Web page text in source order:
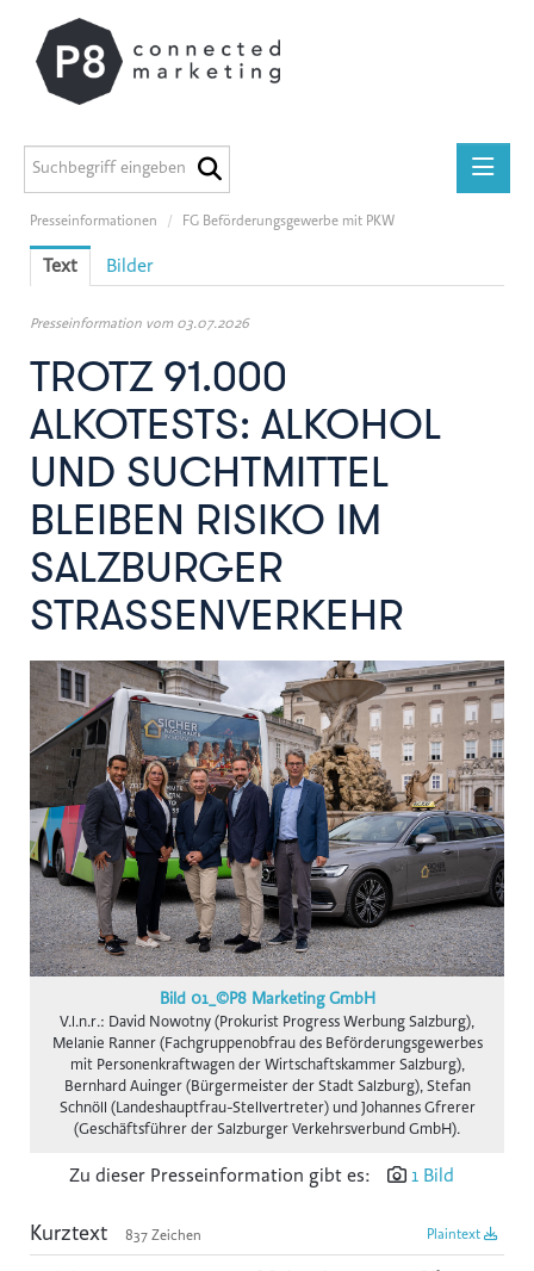
Presseinformationen
P8 Marketing informiert
ADEG
GEERS
Österreichische Apothekerkammer
Miba Gruppe
gswb
Hansaton
Intact
KOLLER+KOLLER
BioLife
Karriere mit Schere
AustroCel
Monat der Hautgesundheit
Notariatskammer für Salzburg
Skiregion Hochkönig
Subway B2C
St. Peter Stiftskulinarium
Reiters Reserve
TVB Ferienregion Fügen-Kaltenbach im Zillertal
TYROLIT
Presseinformationen / FG Beförderungsgewerbe mit PKW
Text Bilder
Presseinformation vom 03.07.2026
TROTZ 91.000
ALKOTESTS: ALKOHOL
UND SUCHTMITTEL
BLEIBEN RISIKO IM
SALZBURGER
STRASSENVERKEHR
Bild 01_©P8 Marketing GmbH
V.l.n.r.: David Nowotny (Prokurist Progress Werbung Salzburg),
Melanie Ranner (Fachgruppenobfrau des Beförderungsgewerbes
mit Personenkraftwagen der Wirtschaftskammer Salzburg),
Bernhard Auinger (Bürgermeister der Stadt Salzburg), Stefan
Schnöll (Landeshauptfrau-Stellvertreter) und Johannes Gfrerer
(Geschäftsführer der Salzburger Verkehrsverbund GmbH).
Zu dieser Presseinformation gibt es: 1 Bild
Kurztext 837 Zeichen Plaintext